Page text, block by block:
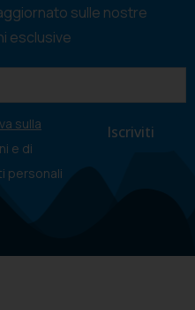
sulle nostre
esclusive
sulla
e di
personali